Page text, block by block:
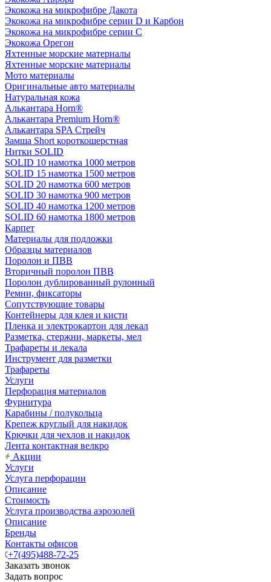
Экокожа на микрофибре Дакота
Экокожа на микрофибре серии D и Карбон
Экокожа на микрофибре серии С
Экокожа Орегон
Яхтенные морские материалы
Яхтенные морские материалы
Мото материалы
Оригинальные авто материалы
Натуральная кожа
Алькантара Horn®
Алькантара Premium Horn®
Алькантара SPA Стрейч
Замша Short короткошерстная
Нитки SOLID
SOLID 10 намотка 1000 метров
SOLID 15 намотка 1500 метров
SOLID 20 намотка 600 метров
SOLID 30 намотка 900 метров
SOLID 40 намотка 1200 метров
SOLID 60 намотка 1800 метров
Карпет
Материалы для подложки
Образцы материалов
Поролон и ПВВ
Вторичный поролон ПВВ
Поролон дублированный рулонный
Ремни, фиксаторы
Сопутствующие товары
Контейнеры для клея и кисти
Пленка и электрокартон для лекал
Разметка, стержни, маркеты, мел
Трафареты и лекала
Инструмент для разметки
Трафареты
Услуги
Перфорация материалов
Фурнитура
Карабины / полукольца
Крепеж круглый для накидок
Крючки для чехлов и накидок
Лента контактная велкро
Акции
Услуги
Услуга перфорации
Описание
Стоимость
Услуга производства аэрозолей
Описание
Бренды
Контакты офисов
+7(495)488-72-25
Заказать звонок
Задать вопрос